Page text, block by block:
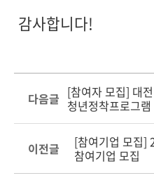
감사합니다!
다음글 [참여자 모집] 대
청년정착프로그
이전글
[참여기업 모집]
참여기업 모집